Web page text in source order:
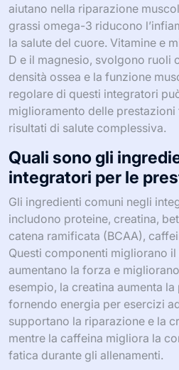
aiutano nella riparazione
grassi omega-3 riducono
la salute del cuore. Vitamine e
D e il magnesio, svolgono ruoli
densità ossea e la funzione
regolare di questi integratori
miglioramento delle
risultati di salute complessiva.
Quali sono gli
integratori per le
Gli ingredienti comuni negli
includono proteine, creatina,
catena ramificata (BCAA),
Questi componenti migliorano
aumentano la forza e
esempio, la creatina aumenta
fornendo energia per esercizi
supportano la riparazione e la
mentre la caffeina migliora la
fatica durante gli allenamenti.